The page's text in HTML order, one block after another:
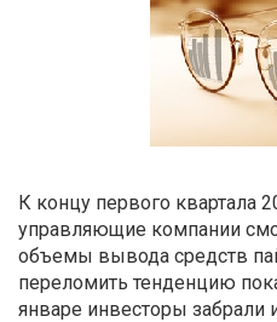
К концу первого квартала
управляющие компании
объемы вывода средств
переломить тенденцию
январе инвесторы забрали